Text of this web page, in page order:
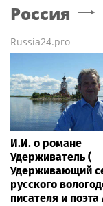
Россия
Russia24.pro
И.И. о романе
Удерживатель (
Удерживающий
русского
писателя и поэта